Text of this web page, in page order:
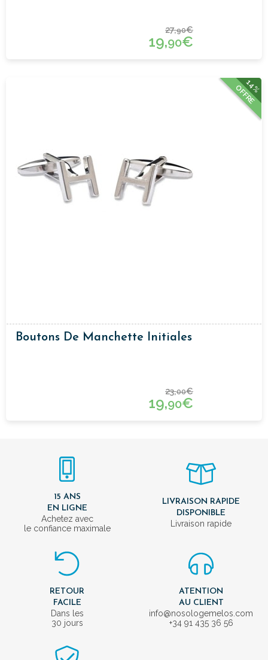
27,90€
19,90€
14%
OFFRE
Boutons De Manchette Initiales
23,00€
19,90€
15 ANS
EN LIGNE
Achetez avec
le confiance maximale
LIVRAISON RAPIDE
DISPONIBLE
Livraison rapide
RETOUR
FACILE
Dans les
30 jours
ATENTION
AU CLIENT
info@nosologemelos.com
+34 91 435 36 56